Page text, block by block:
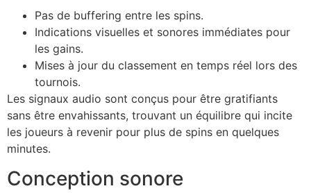
Pas de buffering entre les spins.
Indications visuelles et sonores immédiates pour
les gains.
Mises à jour du classement en temps réel lors des
tournois.
Les signaux audio sont conçus pour être gratifiants
sans être envahissants, trouvant un équilibre qui incite
les joueurs à revenir pour plus de spins en quelques
minutes.
Conception sonore